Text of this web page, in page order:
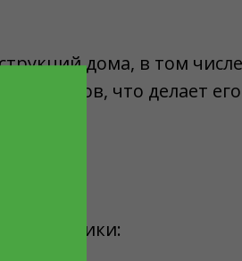
дома, в том числе
размеров, что делает